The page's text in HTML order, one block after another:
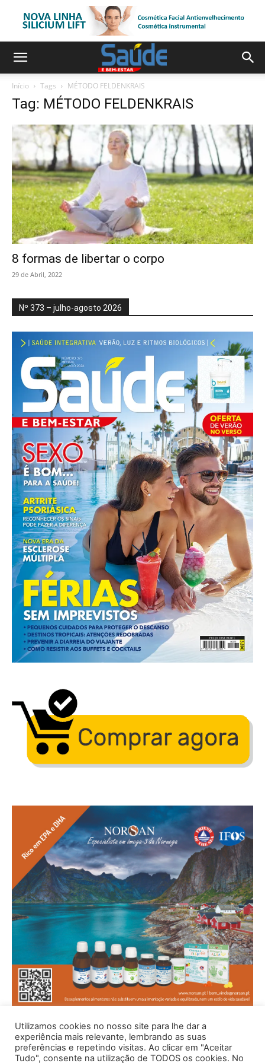
Início Tags MÉTODO FELDENKRAIS
Tag: MÉTODO FELDENKRAIS
8 formas de libertar o corpo
29 de Abril, 2022
Nº 373 – julho-agosto 2026
Utilizamos cookies no nosso site para lhe dar a
experiência mais relevante, lembrando as suas
preferências e repetindo visitas. Ao clicar em "Aceitar
Tudo", consente na utilização de TODOS os cookies. No